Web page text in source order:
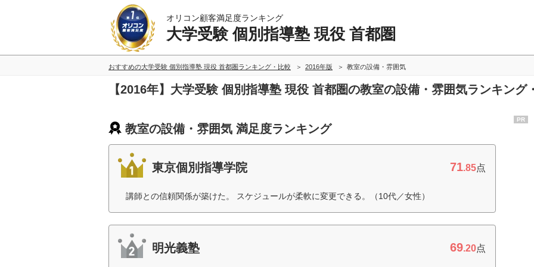
オリコン顧客満足度ランキング
大学受験 個別指導塾 現役 首都圏
おすすめの大学受験 個別指導塾 現役 首都圏ランキング・比較 2016年版 教室の設備・雰囲気
【2016年】大学受験 個別指導塾 現役 首都圏の教室の設備・雰囲気ランキング
教室の設備・雰囲気 満足度ランキング
東京個別指導学院 71.85点
講師との信頼関係が築けた。 スケジュールが柔軟に変更できる。（10代／女性）
明光義塾 69.20点
PR